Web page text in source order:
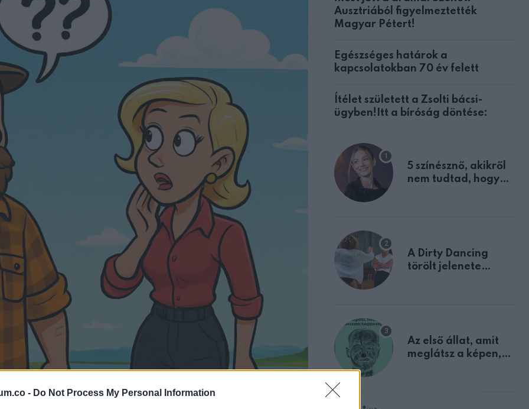
- Do Not Process My Personal Information
Ausztriából figyelmeztették
Magyar Pétert!
Egészséges határok a
kapcsolatokban 70 év felett
Ítélet született a Zsolti bácsi-
ügyben!Itt a bíróság döntése:
5 színésznő, akikről
nem tudtad, hogy
A Dirty Dancing
törölt jelenete
Az első állat, amit
meglátsz a képen,